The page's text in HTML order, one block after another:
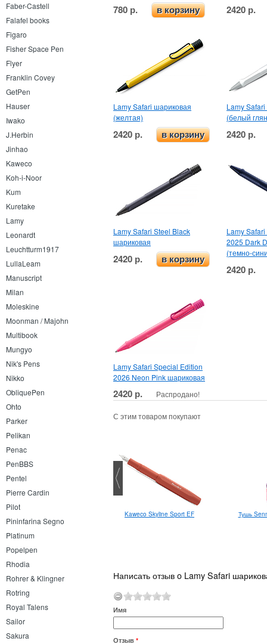
Faber-Castell
Falafel books
Figaro
Fisher Space Pen
Flyer
Franklin Covey
GetPen
Hauser
Iwako
J.Herbin
Jinhao
Kaweco
Koh-i-Noor
Kum
Kuretake
Lamy
Leonardt
Leuchtturm1917
LullaLeam
Manuscript
Milan
Moleskine
Moonman / Majohn
Multibook
Mungyo
Nik's Pens
Nikko
ObliquePen
Ohto
Parker
Pelikan
Penac
PenBBS
Pentel
Pierre Cardin
Pilot
Pininfarina Segno
Platinum
Popelpen
Rhodia
Rohrer & Klingner
Rotring
Royal Talens
Sailor
Sakura
780 р. в корзину 2420 р.
Lamy Safari шариковая
(желтая)
2420 р. в корзину
Lamy
(белый
2420 р.
Lamy Safari Steel Black
шариковая
2420 р. в корзину
Lamy
2025 Dark
(темно-
2420 р.
Lamy Safari Special Edition
2026 Neon Pink шариковая
2420 р. Распродано!
С этим товаром покупают
Kaweco Skyline Sport EF Тушь
Написать отзыв o Lamy Safari
Имя
Отзыв *